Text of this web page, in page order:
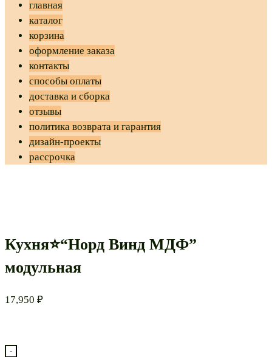
главная
каталог
корзина
оформление заказа
контакты
способы оплаты
доставка и сборка
отзывы
политика возврата и гарантия
дизайн-проекты
рассрочка
Кухня⭐“Норд Винд МДФ”
модульная
17,950 ₽
-